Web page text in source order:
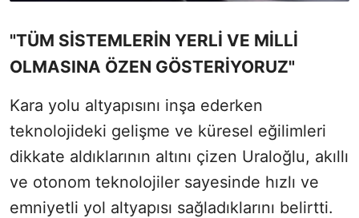
"TÜM SİSTEMLERİN YERLİ VE MİLLİ
OLMASINA ÖZEN GÖSTERİYORUZ"
Kara yolu altyapısını inşa ederken
teknolojideki gelişme ve küresel eğilimleri
dikkate aldıklarının altını çizen Uraloğlu, akıllı
ve otonom teknolojiler sayesinde hızlı ve
emniyetli yol altyapısı sağladıklarını belirtti.